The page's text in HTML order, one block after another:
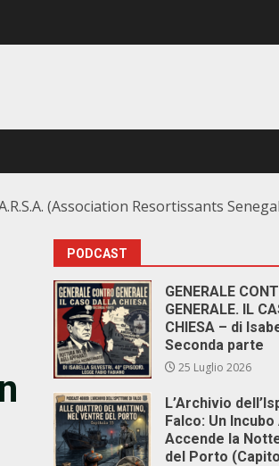
(Association Resortissants
PODCAST
GENERALE
GENERALE. IL
CHIESA – di
Seconda parte
25 Luglio 2026
L’Archivio
Falco: Un
Accende la
del Porto